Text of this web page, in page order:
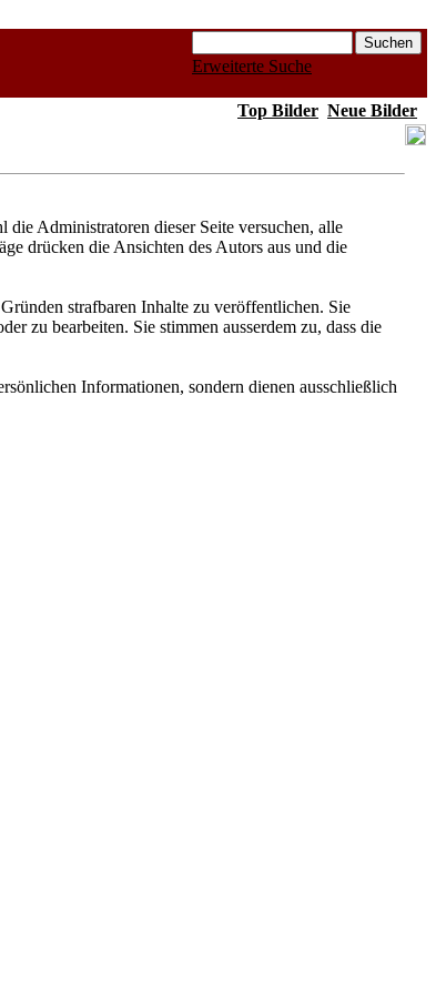
Erweiterte Suche
Top Bilder Neue Bilder
Administratoren dieser Seite versuchen, alle
drücken die Ansichten des Autors aus und die
strafbaren Inhalte zu veröffentlichen. Sie
zu bearbeiten. Sie stimmen ausserdem zu, dass die
Informationen, sondern dienen ausschließlich